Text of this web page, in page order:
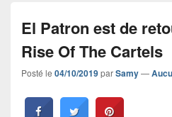
El Patron est de
Rise Of The Cartels
Posté le 04/10/2019parSamy—